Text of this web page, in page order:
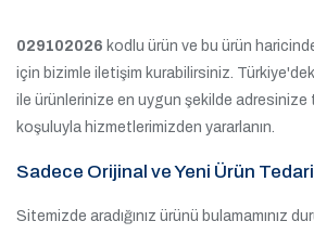
029102026 kodlu ürün ve bu ürün
için bizimle iletişim kurabilirsiniz.
ile ürünlerinize en uygun şekilde adresinize
koşuluyla hizmetlerimizden yararlanın.
Sadece Orijinal ve Yeni Ürün
Sitemizde aradığınız ürünü bulamamınız